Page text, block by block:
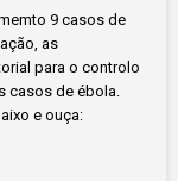
9 casos de
as
para o controlo
casos de ébola.
e ouça: